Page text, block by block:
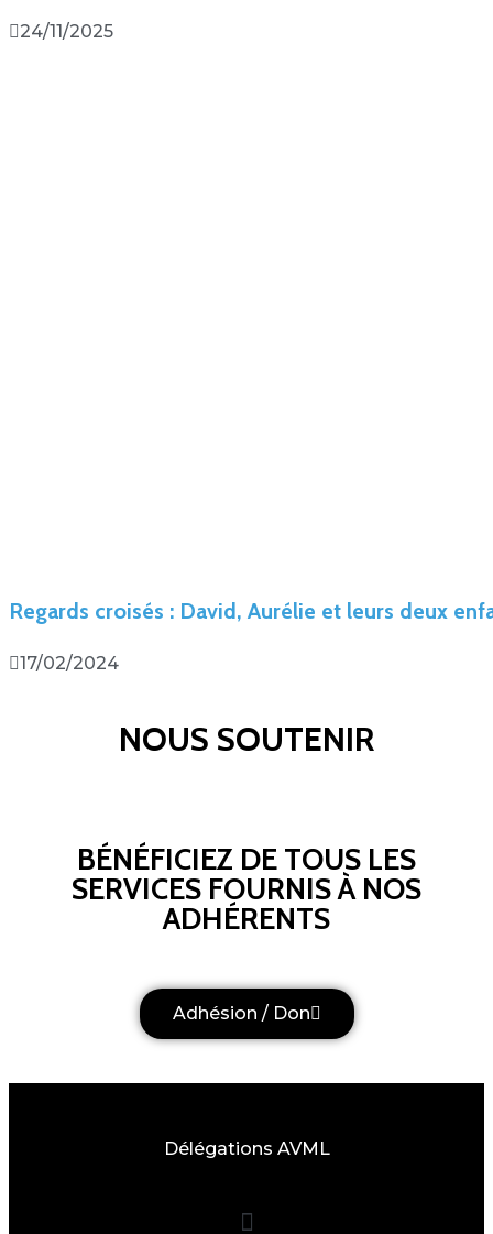
24/11/2025
Regards croisés : David, Aurélie et leurs deux
17/02/2024
NOUS SOUTENIR
BÉNÉFICIEZ DE TOUS LES
SERVICES FOURNIS À NOS
ADHÉRENTS
Adhésion / Don
Délégations AVML